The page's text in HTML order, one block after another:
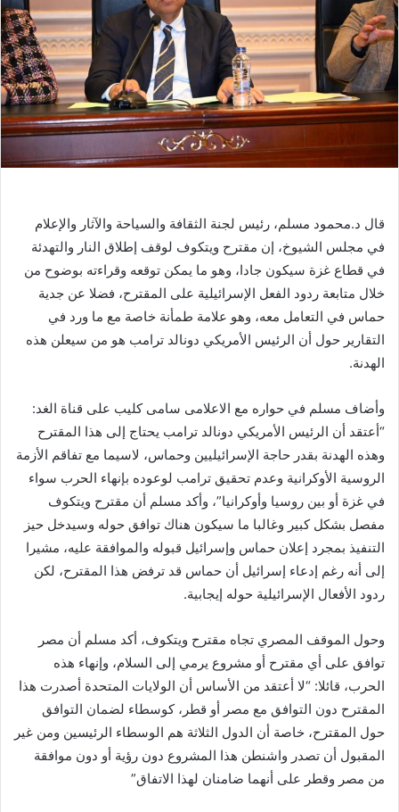
قال د.محمود مسلم، رئيس لجنة الثقافة والسياحة والآثار والإعلام
في مجلس الشيوخ، إن مقترح ويتكوف لوقف إطلاق النار والتهدئة
في قطاع غزة سيكون جادا، وهو ما يمكن توقعه وقراءته بوضوح من
خلال متابعة ردود الفعل الإسرائيلية على المقترح، فضلا عن جدية
حماس في التعامل معه، وهو علامة طمأنة خاصة مع ما ورد في
التقارير حول أن الرئيس الأمريكي دونالد ترامب هو من سيعلن هذه
الهدنة.
وأضاف مسلم في حواره مع الاعلامى سامى كليب على قناة الغد:
“أعتقد أن الرئيس الأمريكي دونالد ترامب يحتاج إلى هذا المقترح
وهذه الهدنة بقدر حاجة الإسرائيليين وحماس، لاسيما مع تفاقم الأزمة
الروسية الأوكرانية وعدم تحقيق ترامب لوعوده بإنهاء الحرب سواء
في غزة أو بين روسيا وأوكرانيا”، وأكد مسلم أن مقترح ويتكوف
مفصل بشكل كبير وغالبا ما سيكون هناك توافق حوله وسيدخل حيز
التنفيذ بمجرد إعلان حماس وإسرائيل قبوله والموافقة عليه، مشيرا
إلى أنه رغم إدعاء إسرائيل أن حماس قد ترفض هذا المقترح، لكن
ردود الأفعال الإسرائيلية حوله إيجابية.
وحول الموقف المصري تجاه مقترح ويتكوف، أكد مسلم أن مصر
توافق على أي مقترح أو مشروع يرمي إلى السلام، وإنهاء هذه
الحرب، قائلا: “لا أعتقد من الأساس أن الولايات المتحدة أصدرت هذا
المقترح دون التوافق مع مصر أو قطر، كوسطاء لضمان التوافق
حول المقترح، خاصة أن الدول الثلاثة هم الوسطاء الرئيسين ومن غير
المقبول أن تصدر واشنطن هذا المشروع دون رؤية أو دون موافقة
من مصر وقطر على أنهما ضامنان لهذا الاتفاق”